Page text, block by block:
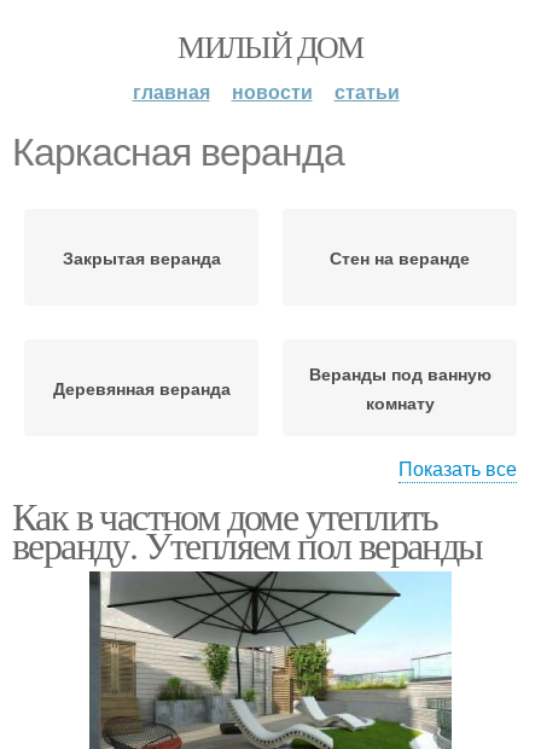
МИЛЫЙ ДОМ
главная новости статьи
Каркасная веранда
Закрытая веранда Стен на веранде
Деревянная веранда
Веранды под ванную
комнату
Веранда к дому Веранды к дому
Веранды под санузел
Комната из холодной
веранды
Показать все
Как в частном доме утеплить
веранду. Утепляем пол веранды